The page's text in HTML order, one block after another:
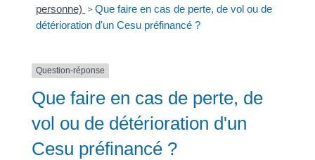
personne) > Que faire en cas de perte, de vol ou de
détérioration d'un Cesu préfinancé ?
Question-réponse
Que faire en cas de perte, de
vol ou de détérioration d'un
Cesu préfinancé ?